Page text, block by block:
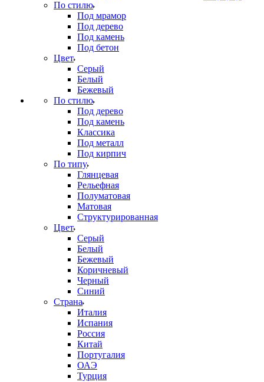
По стилю
Под мрамор
Под дерево
Под камень
Под бетон
Цвет
Серый
Белый
Бежевый
По стилю
Под дерево
Под камень
Классика
Под металл
Под кирпич
По типу
Глянцевая
Рельефная
Полуматовая
Матовая
Структурированная
Цвет
Серый
Белый
Бежевый
Коричневый
Черный
Синий
Страна
Италия
Испания
Россия
Китай
Португалия
ОАЭ
Турция